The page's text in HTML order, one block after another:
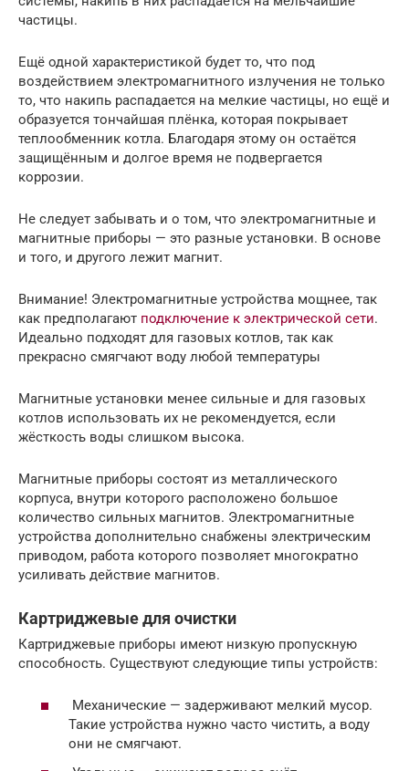
частицы.
Ещё одной характеристикой будет то, что под
воздействием электромагнитного излучения не только
то, что накипь распадается на мелкие частицы, но ещё и
образуется тончайшая плёнка, которая покрывает
теплообменник котла. Благодаря этому он остаётся
защищённым и долгое время не подвергается
коррозии.
Не следует забывать и о том, что электромагнитные и
магнитные приборы — это разные установки. В основе
и того, и другого лежит магнит.
Внимание! Электромагнитные устройства мощнее, так
как предполагают подключение к электрической сети.
Идеально подходят для газовых котлов, так как
прекрасно смягчают воду любой температуры
Магнитные установки менее сильные и для газовых
котлов использовать их не рекомендуется, если
жёсткость воды слишком высока.
Магнитные приборы состоят из металлического
корпуса, внутри которого расположено большое
количество сильных магнитов. Электромагнитные
устройства дополнительно снабжены электрическим
приводом, работа которого позволяет многократно
усиливать действие магнитов.
Картриджевые для очистки
Картриджевые приборы имеют низкую пропускную
способность. Существуют следующие типы устройств:
Механические — задерживают мелкий мусор.
Такие устройства нужно часто чистить, а воду
они не смягчают.